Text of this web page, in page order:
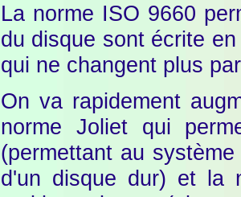
La norme ISO 9660
du disque sont écrite
qui ne changent plus
On va rapidement
norme Joliet qui
(permettant au
d'un disque dur) et la